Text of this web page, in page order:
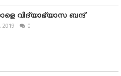
വിദ്യാഭ്യാസ ബന്ദ്
2019 0